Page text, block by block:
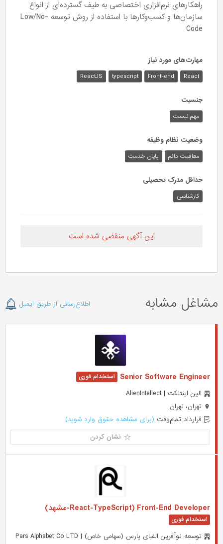
راهکارهای نرم‌افزاری اختصاصی به طیف گسترده‌ای از انواع
سازمان‌ها و کسب‌وکارها با استفاده از روش توسعه Low/No-
Code
مهارت‌های مورد نیاز
React
Front-end
typescript
ReactJS
جنسیت
مهم نیست
وضعیت نظام وظیفه
معافیت دائم پایان خدمت
حداقل مدرک تحصیلی
کارشناسی
این آگهی منقضی شده است
مشاغل مشابه اطلاع‌رسانی از طریق ایمیل
Senior Software Engineer
الین اینتلکت | AlienIntellect
تهران، تهران
قرارداد تمام‌وقت (برای مشاهده حقوق وارد شوید)
نشان کردن
Front-End Developer (React-TypeScript-مشهد)
توسعه نوآفرین الفبای پارس (سهامی خاص) | Pars Alphabet Co LTD